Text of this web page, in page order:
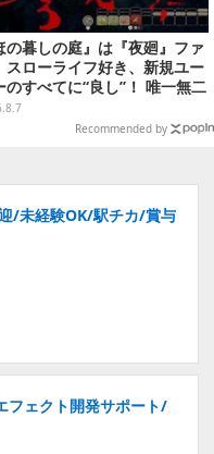
の暮しの庭』は『夜廻』ファ
スローライフ好き、新規ユー
のすべてに“良し”！ 唯一無二
不穏生活シム」恐怖も暮らし
好み次第【プレイレポ】
Recommended by
/未経験OK/駅チカ/賞与
フェクト開発サポート/